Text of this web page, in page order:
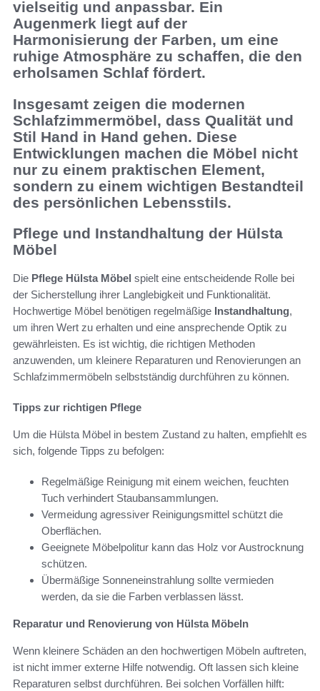
vielseitig und anpassbar. Ein
Augenmerk liegt auf der
Harmonisierung der Farben, um eine
ruhige Atmosphäre zu schaffen, die den
erholsamen Schlaf fördert.
Insgesamt zeigen die modernen
Schlafzimmermöbel, dass Qualität und
Stil Hand in Hand gehen. Diese
Entwicklungen machen die Möbel nicht
nur zu einem praktischen Element,
sondern zu einem wichtigen Bestandteil
des persönlichen Lebensstils.
Pflege und Instandhaltung der Hülsta
Möbel
Die Pflege Hülsta Möbel spielt eine entscheidende Rolle bei
der Sicherstellung ihrer Langlebigkeit und Funktionalität.
Hochwertige Möbel benötigen regelmäßige Instandhaltung,
um ihren Wert zu erhalten und eine ansprechende Optik zu
gewährleisten. Es ist wichtig, die richtigen Methoden
anzuwenden, um kleinere Reparaturen und Renovierungen an
Schlafzimmermöbeln selbstständig durchführen zu können.
Tipps zur richtigen Pflege
Um die Hülsta Möbel in bestem Zustand zu halten, empfiehlt es
sich, folgende Tipps zu befolgen:
Regelmäßige Reinigung mit einem weichen, feuchten
Tuch verhindert Staubansammlungen.
Vermeidung agressiver Reinigungsmittel schützt die
Oberflächen.
Geeignete Möbelpolitur kann das Holz vor Austrocknung
schützen.
Übermäßige Sonneneinstrahlung sollte vermieden
werden, da sie die Farben verblassen lässt.
Reparatur und Renovierung von Hülsta Möbeln
Wenn kleinere Schäden an den hochwertigen Möbeln auftreten,
ist nicht immer externe Hilfe notwendig. Oft lassen sich kleine
Reparaturen selbst durchführen. Bei solchen Vorfällen hilft: